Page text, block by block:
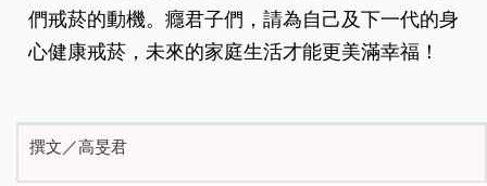
們戒菸的動機。癮君子們，請為自己及下一代的身
心健康戒菸，未來的家庭生活才能更美滿幸福！
撰文／高旻君